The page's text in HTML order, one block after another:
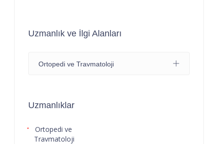
Uzmanlık ve İlgi Alanları
Ortopedi ve Travmatoloji
Uzmanlıklar
Ortopedi ve
Travmatoloji